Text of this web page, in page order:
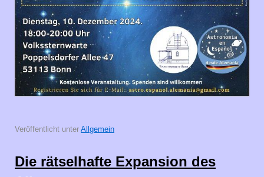
Veröffentlicht unter Allgemein
Die rätselhafte Expansion des